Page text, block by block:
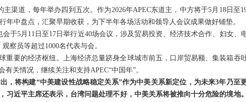
渠道，每年举办四到五次。作为2026年APEC东道主，中方将于5月18日至
年中盘点，汇聚早期收获，为下半年各场活动和领导人会议成果做好铺垫。
于5月11日至17日举行近40场会议，涉及贸易投资、经济技术合作、妇女、
察员等超过1000名代表与会。
重要的经济枢纽。上海经济总量跻身全球城市前五，口岸贸易额、集装箱吞
关情况，继续关注和支持APEC“中国年”。
，将构建“中美建设性战略稳定关系”作为中美关系新定位，为未来3年乃至
习近平主席还表示，台湾问题处理不好，中美关系将被推向十分危险的境地